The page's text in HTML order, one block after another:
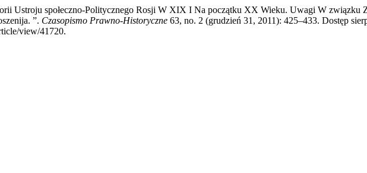
Ustroju społeczno-Politycznego Rosji W XIX I Na początku XX Wieku. Uwagi W
”. Czasopismo Prawno-Historyczne 63, no. 2 (grudzień 31, 2011): 425–433. Dostęp
view/41720.